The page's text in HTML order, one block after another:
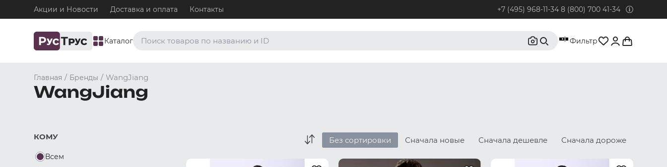
Акции и Новости Доставка и оплата Контакты +7 (495) 968-11-34 8 (800) 700 41-34
По любым интересующим вопросам
Каталог
Часто ищут
Плавки
Нижнее белье / Плавки
Фильтр
Главная / Бренды / WangJiang
WangJiang
КОМУ
Всем
Без сортировки Сначала новые Сначала дешевле Сначала дороже